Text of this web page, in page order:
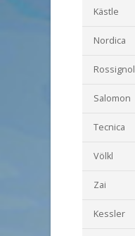
Kästle
Nordica
Rossignol
Salomon
Tecnica
Völkl
Zai
Kessler